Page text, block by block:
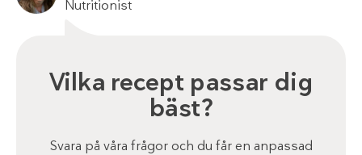
Nutritionist
Vilka recept passar dig
bäst?
Svara på våra frågor och du får en anpassad